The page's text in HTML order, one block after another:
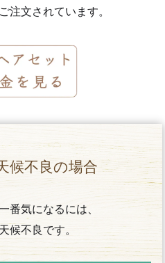
注文されています。
候不良の場合
番気になるには、
候不良です。